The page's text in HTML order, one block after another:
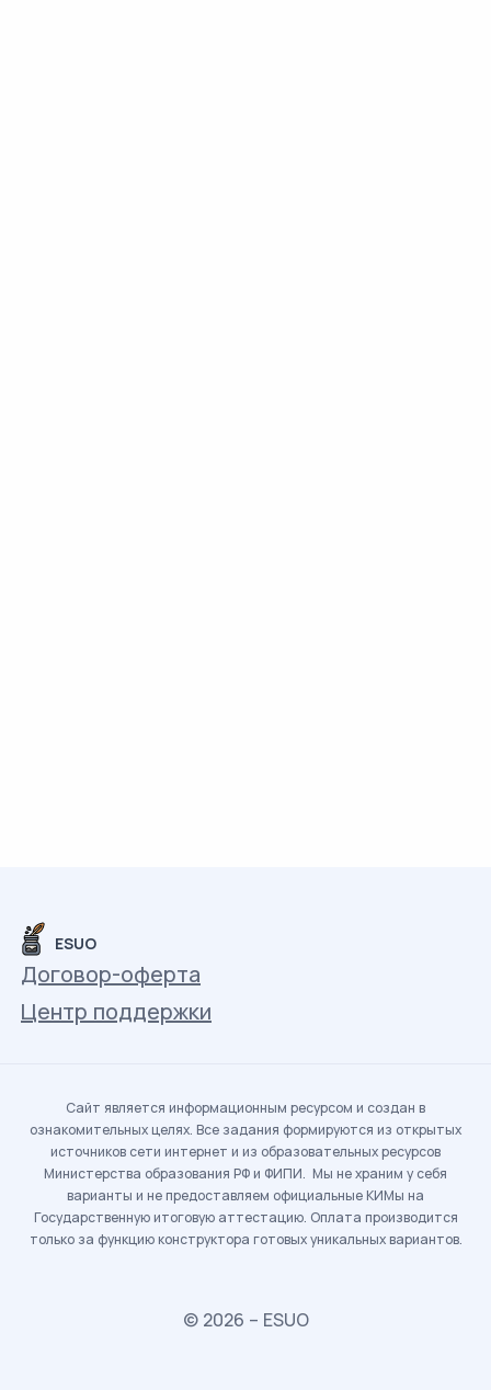
ESUO
Договор-оферта
Центр поддержки
Сайт является информационным ресурсом и создан в
ознакомительных целях. Все задания формируются из открытых
источников сети интернет и из образовательных ресурсов
Министерства образования РФ и ФИПИ. Мы не храним у себя
варианты и не предоставляем официальные КИМы на
Государственную итоговую аттестацию. Оплата производится
только за функцию конструктора готовых уникальных вариантов.
© 2026 – ESUO